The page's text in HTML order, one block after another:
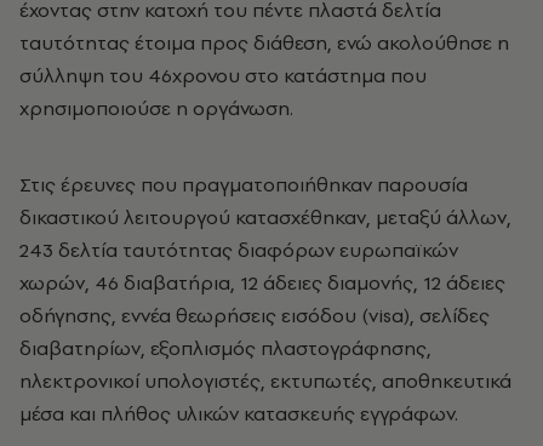
έχοντας στην κατοχή του πέντε πλαστά δελτία
ταυτότητας έτοιμα προς διάθεση, ενώ ακολούθησε η
σύλληψη του 46χρονου στο κατάστημα που
χρησιμοποιούσε η οργάνωση.
Στις έρευνες που πραγματοποιήθηκαν παρουσία
δικαστικού λειτουργού κατασχέθηκαν, μεταξύ άλλων,
243 δελτία ταυτότητας διαφόρων ευρωπαϊκών
χωρών, 46 διαβατήρια, 12 άδειες διαμονής, 12 άδειες
οδήγησης, εννέα θεωρήσεις εισόδου (visa), σελίδες
διαβατηρίων, εξοπλισμός πλαστογράφησης,
ηλεκτρονικοί υπολογιστές, εκτυπωτές, αποθηκευτικά
μέσα και πλήθος υλικών κατασκευής εγγράφων.